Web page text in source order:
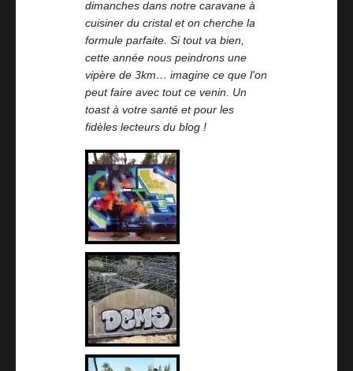
dimanches dans notre caravane à
cuisiner du cristal et on cherche la
formule parfaite. Si tout va bien,
cette année nous peindrons une
vipère de 3km… imagine ce que l'on
peut faire avec tout ce venin. Un
toast à votre santé et pour les
fidèles lecteurs du blog !